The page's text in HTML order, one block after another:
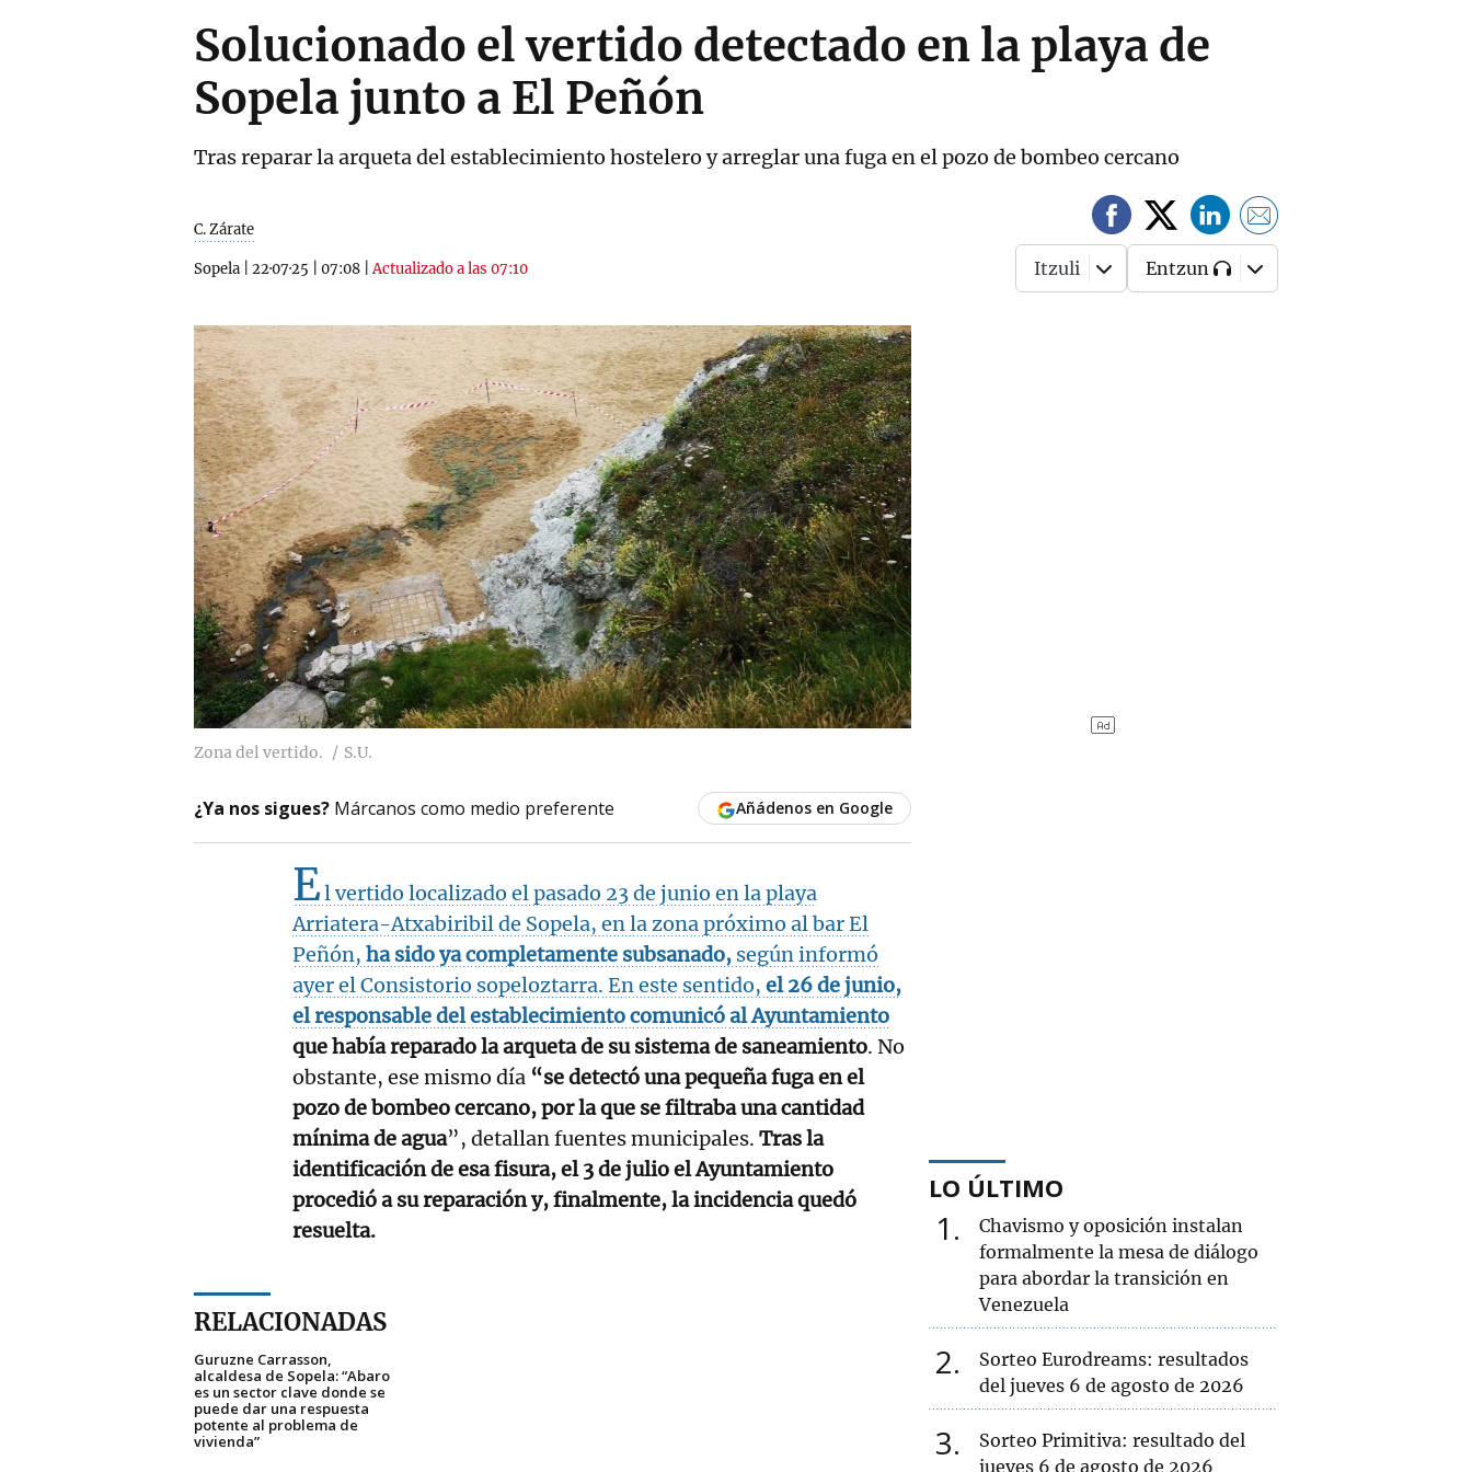
Solucionado el vertido detectado en la playa de
Sopela junto a El Peñón
Tras reparar la arqueta del establecimiento hostelero y arreglar una fuga en el pozo de bombeo cercano
C. Zárate
Sopela 22·07·25 07:08 |Actualizado a las 07:10 Itzuli Entzun
Zona del vertido. S.U.
¿Ya nos sigues? Márcanos como medio preferente Añádenos en Google
El vertido localizado el pasado 23 de junio en la playa
Arriatera-Atxabiribil de Sopela, en la zona próximo al bar El
Peñón, ha sido ya completamente subsanado, según informó
ayer el Consistorio sopeloztarra. En este sentido, el 26 de junio,
el responsable del establecimiento comunicó alAyuntamiento
que había reparado la arqueta de su sistema de saneamiento. No
obstante, ese mismo día “se detectó una pequeña fuga en el
pozo de bombeo cercano, por la que se filtraba una cantidad
mínima de agua”, detallan fuentes municipales. Tras la
identificación de esa fisura, el 3 de julio el Ayuntamiento
procedió a su reparación y, finalmente, la incidencia quedó
resuelta.
RELACIONADAS
Guruzne Carrasson,
alcaldesa de Sopela: “Abaro
es un sector clave donde se
puede dar una respuesta
potente al problema de
vivienda”
LO ÚLTIMO
1
Chavismo y oposición instalan
formalmente la mesa de diálogo
para abordar la transición en
Venezuela
2
Sorteo Eurodreams: resultados
del jueves 6 de agosto de 2026
3
Sorteo Primitiva: resultado del
jueves 6 de agosto de 2026